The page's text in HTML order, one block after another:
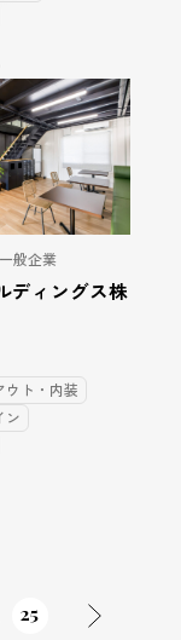
一般企業
ディングス株
ウト・内装
ン
25